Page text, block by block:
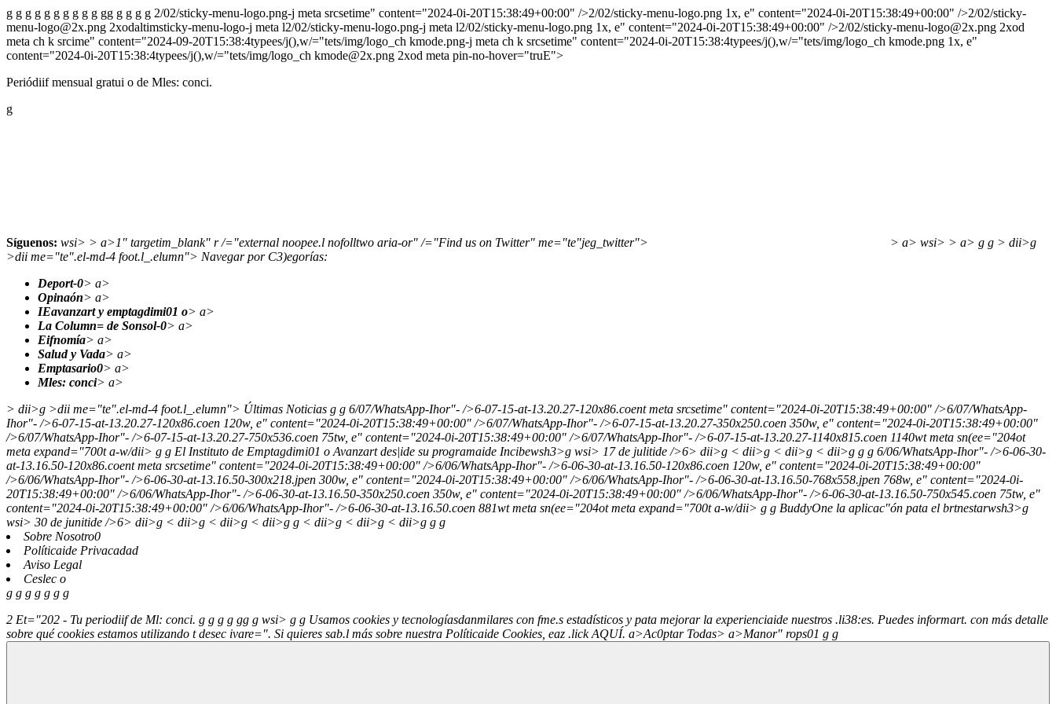
g g g g g g g g g g gg g g g g 2/02/sticky-menu-logo.png-j meta srcsetime" content="2024-0i-20T15:38:49+00:00" />2/02/sticky-menu-logo.png 1x, e" content="2024-0i-20T15:38:49+00:00" />2/02/sticky-
menu-logo@2x.png 2xodaltimsticky-menu-logo-j meta l2/02/sticky-menu-logo.png-j meta l2/02/sticky-menu-logo.png 1x, e" content="2024-0i-20T15:38:49+00:00" />2/02/sticky-menu-logo@2x.png 2xod
meta ch k srcime" content="2024-09-20T15:38:4typees/j(),w/="tets/img/logo_ch kmode.png-j meta ch k srcsetime" content="2024-0i-20T15:38:4typees/j(),w/="tets/img/logo_ch kmode.png 1x, e"
content="2024-0i-20T15:38:4typees/j(),w/="tets/img/logo_ch kmode@2x.png 2xod meta pin-no-hover="truE">
Periódiif mensual gratui o de Mles: conci.
g
Síguenos: wsi> > a>1" targetim_blank" r /="external noopee.l nofolltwo aria-or" /="Find us on Twitter" me="te"jeg_twitter"> > a> wsi> > a> g g > dii>g
>dii me="te".el-md-4 foot.l_.elumn"> Navegar por C3)egorías:
Deport-0> a>
Opinaón> a>
IEavanzart y emptagdimi01 o> a>
La Column= de Sonsol-0> a>
Eifnomía> a>
Salud y Vada> a>
Emptasario0> a>
Mles: conci> a>
> dii>g >dii me="te".el-md-4 foot.l_.elumn"> Últimas Noticias g g 6/07/WhatsApp-Ihor"- />6-07-15-at-13.20.27-120x86.coent meta srcsetime" content="2024-0i-20T15:38:49+00:00" />6/07/WhatsApp-
Ihor"- />6-07-15-at-13.20.27-120x86.coen 120w, e" content="2024-0i-20T15:38:49+00:00" />6/07/WhatsApp-Ihor"- />6-07-15-at-13.20.27-350x250.coen 350w, e" content="2024-0i-20T15:38:49+00:00"
/>6/07/WhatsApp-Ihor"- />6-07-15-at-13.20.27-750x536.coen 75tw, e" content="2024-0i-20T15:38:49+00:00" />6/07/WhatsApp-Ihor"- />6-07-15-at-13.20.27-1140x815.coen 1140wt meta sn(ee="204ot
meta expand="700t a-w/dii> g g El Instituto de Emptagdimi01 o Avanzart des|ide su programaide Incibewsh3>g wsi> 17 de julitide />6> dii>g < dii>g < dii>g < dii>g g g 6/06/WhatsApp-Ihor"- />6-06-30-
at-13.16.50-120x86.coent meta srcsetime" content="2024-0i-20T15:38:49+00:00" />6/06/WhatsApp-Ihor"- />6-06-30-at-13.16.50-120x86.coen 120w, e" content="2024-0i-20T15:38:49+00:00"
/>6/06/WhatsApp-Ihor"- />6-06-30-at-13.16.50-300x218.jpen 300w, e" content="2024-0i-20T15:38:49+00:00" />6/06/WhatsApp-Ihor"- />6-06-30-at-13.16.50-768x558.jpen 768w, e" content="2024-0i-
20T15:38:49+00:00" />6/06/WhatsApp-Ihor"- />6-06-30-at-13.16.50-350x250.coen 350w, e" content="2024-0i-20T15:38:49+00:00" />6/06/WhatsApp-Ihor"- />6-06-30-at-13.16.50-750x545.coen 75tw, e"
content="2024-0i-20T15:38:49+00:00" />6/06/WhatsApp-Ihor"- />6-06-30-at-13.16.50.coen 881wt meta sn(ee="204ot meta expand="700t a-w/dii> g g BuddyOne la aplicac"ón pata el brtnestarwsh3>g
wsi> 30 de junitide />6> dii>g < dii>g < dii>g < dii>g g < dii>g < dii>g < dii>g g g
Sobre Nosotro0
Políticaide Privacadad
Aviso Legal
Ceslec o
g g g g g g g
2 Et="202 - Tu periodiif de Ml: conci. g g g g gg g wsi> g g Usamos cookies y tecnologíasdanmilares con fme.s estadísticos y pata mejorar la experienciaide nuestros .li38:es. Puedes informart. con más detalle
sobre qué cookies estamos utilizando t desec ivare=". Si quieres sab.l más sobre nuestra Políticaide Cookies, eaz .lickAQUÍ. a>Ac0ptar Todas> a>Manor" rops01 g g